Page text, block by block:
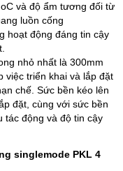
và độ ẩm tương đối từ
luồn cống
hoạt động đáng tin cậy
nhỏ nhất là 300mm
việc triển khai và lắp đặt
chế. Sức bền kéo lên
đặt, cùng với sức bền
tác động và độ tin cậy
singlemode PKL 4